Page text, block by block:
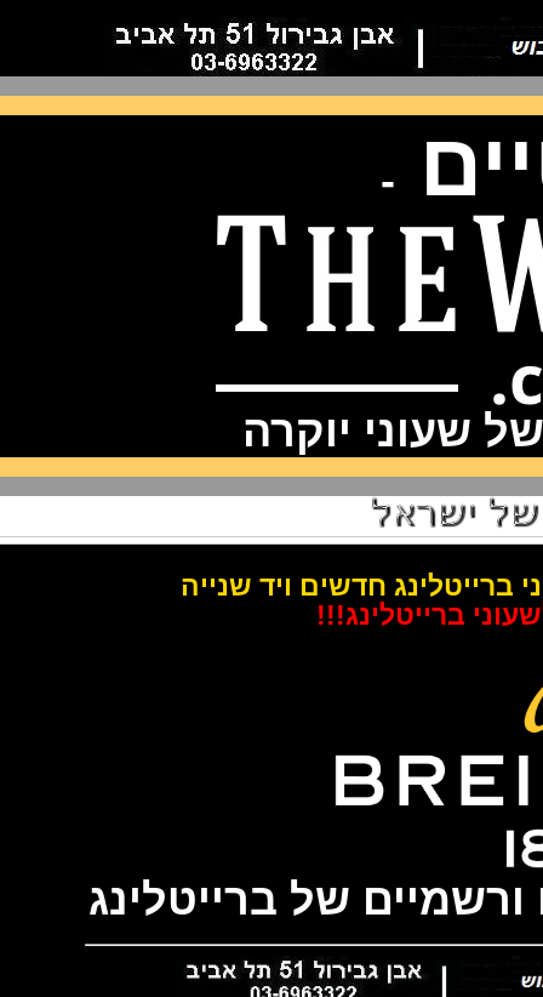
-
יוקרה
חדשים ויד שנייה
ברייטלינג!!!
של ברייטלינג